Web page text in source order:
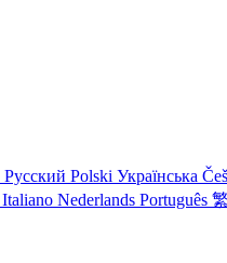
Русский Polski Українська
Italiano Nederlands Português